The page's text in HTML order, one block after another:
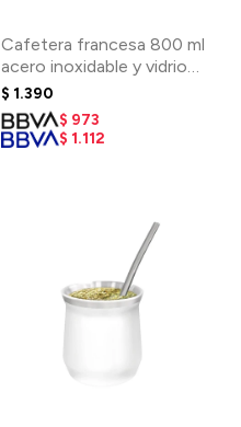
Cafetera francesa 800 ml
acero inoxidable y vidrio
templado
$ 1.390
$ 973
$ 1.112